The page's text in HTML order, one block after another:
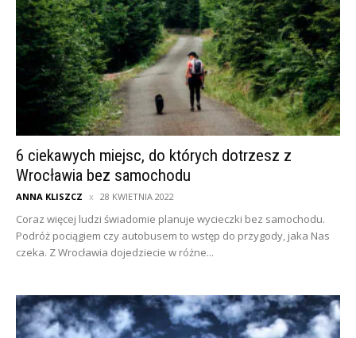
6 ciekawych miejsc, do których dotrzesz z
Wrocławia bez samochodu
ANNA KLISZCZ 28 KWIETNIA 2022
Coraz więcej ludzi świadomie planuje wycieczki bez samochodu.
Podróż pociągiem czy autobusem to wstęp do przygody, jaka Nas
czeka. Z Wrocławia dojedziecie w różne...